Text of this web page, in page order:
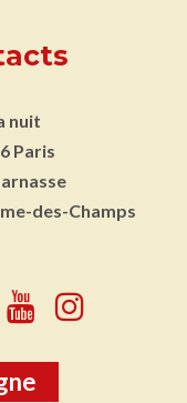
nuit
Paris
des-Champs